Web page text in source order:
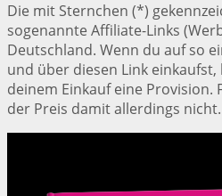
Die mit Sternchen (*)
sogenannte Affiliate-Links
Deutschland. Wenn du auf so
und über diesen Link
deinem Einkauf eine Provision.
der Preis damit allerdings nicht.